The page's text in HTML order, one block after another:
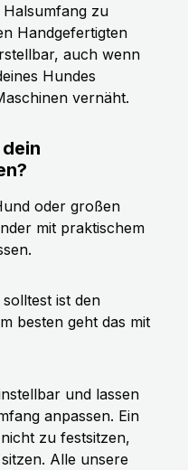
Halsumfang zu
Handgefertigten
auch wenn
Hundes
vernäht.
oder großen
mit praktischem
ist den
besten geht das mit
und lassen
anpassen. Ein
zu festsitzen,
Alle unsere